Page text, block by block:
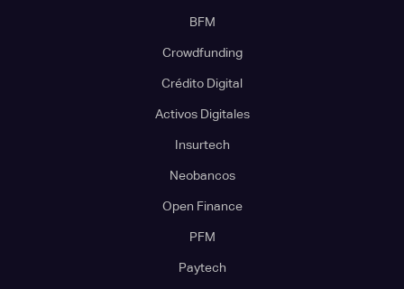
BFM
Crowdfunding
Crédito Digital
Activos Digitales
Insurtech
Neobancos
Open Finance
PFM
Paytech